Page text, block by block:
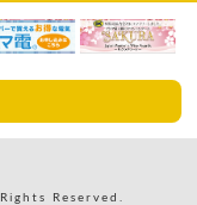
Reserved.